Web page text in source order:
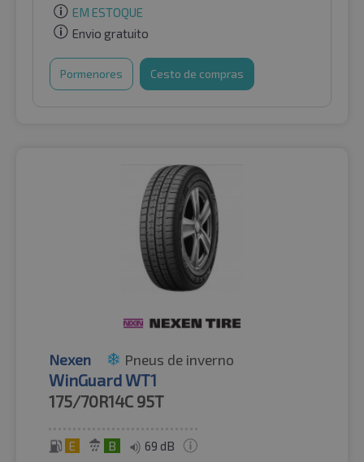
EM ESTOQUE
Envio gratuito
Pormenores Cesto de compras
Nexen Pneus de inverno
WinGuard WT1
175/70R14C 95T
E B 69 dB